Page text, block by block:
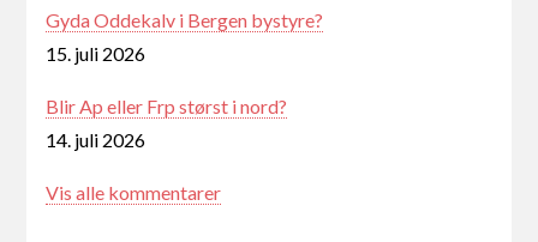
Gyda Oddekalv i Bergen bystyre?
15. juli 2026
Blir Ap eller Frp størst i nord?
14. juli 2026
Vis alle kommentarer